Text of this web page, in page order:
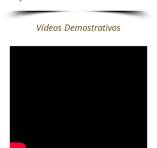
Vídeos Demostrativos